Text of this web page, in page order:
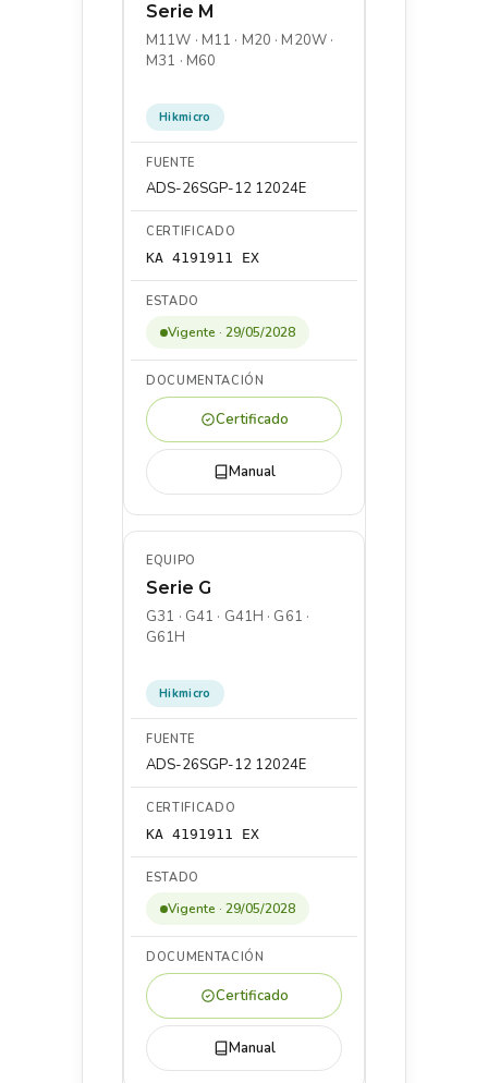
Serie M
M11W · M11 · M20 · M20W ·
M31 · M60
Hikmicro
ADS-26SGP-12 12024E
KA 4191911 EX
Vigente · 29/05/2028
Certificado
Manual
Serie G
G31 · G41 · G41H · G61 ·
G61H
Hikmicro
ADS-26SGP-12 12024E
KA 4191911 EX
Vigente · 29/05/2028
Certificado
Manual